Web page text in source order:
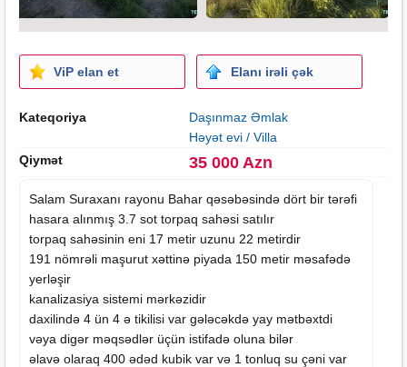
ViP elan et Elanı irəli çək
Kateqoriya
Daşınmaz Əmlak
Həyət evi / Villa
Qiymət
35 000 Azn
Salam Suraxanı rayonu Bahar qəsəbəsində dört bir tərəfi
hasara alınmış 3.7 sot torpaq sahəsi satılır
torpaq sahəsinin eni 17 metir uzunu 22 metirdir
191 nömrəli maşurut xəttinə piyada 150 metir məsafədə
yerləşir
kanalizasiya sistemi mərkəzidir
daxilində 4 ün 4 ə tikilisi var gələcəkdə yay mətbəxtdi
vəya digər məqsədlər üçün istifadə oluna bilər
əlavə olaraq 400 ədəd kubik var və 1 tonluq su çəni var